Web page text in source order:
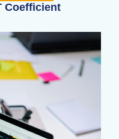
Coefficient